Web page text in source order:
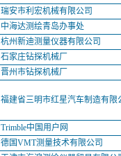
瑞安市利宏机械有限公司
中海达测绘青岛办事处
杭州新迪测量仪器有限公司
石家庄钻探机械厂
晋州市钻探机械厂
福建省三明市红星汽车制造有
Trimble中国用户网
德国VMT测量技术有限公司